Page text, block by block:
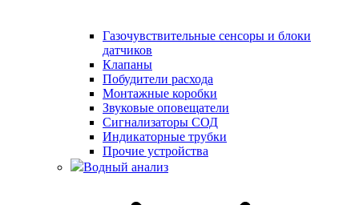
Газочувствительные сенсоры и блоки
датчиков
Клапаны
Побудители расхода
Монтажные коробки
Звуковые оповещатели
Сигнализаторы СОД
Индикаторные трубки
Прочие устройства
Водный анализ